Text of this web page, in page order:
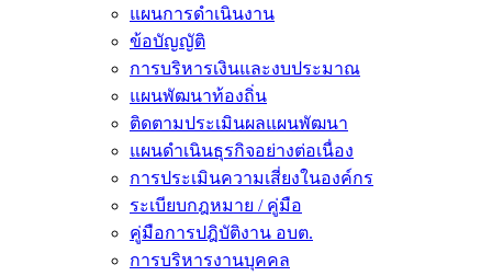
แผนการดำเนินงาน
ข้อบัญญัติ
การบริหารเงินและงบประมาณ
แผนพัฒนาท้องถิ่น
ติดตามประเมินผลแผนพัฒนา
แผนดำเนินธุรกิจอย่างต่อเนื่อง
การประเมินความเสี่ยงในองค์กร
ระเบียบกฎหมาย / คู่มือ
คู่มือการปฎิบัติงาน อบต.
การบริหารงานบุคคล